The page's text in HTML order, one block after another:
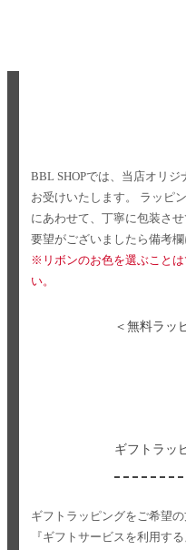
BBL SHOPでは、当店オリ
お受けいたします。
ラッピ
にあわせて、丁寧に包装させ
要望がございましたら備考欄
※リボンのお色を選ぶこと
い。
＜無料ラッ
ギフトラッ
ギフトラッピングをご希望
『ギフトサービスを利用す